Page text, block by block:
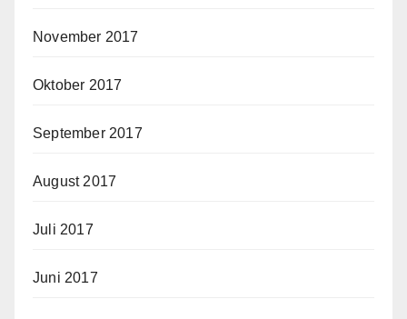
November 2017
Oktober 2017
September 2017
August 2017
Juli 2017
Juni 2017